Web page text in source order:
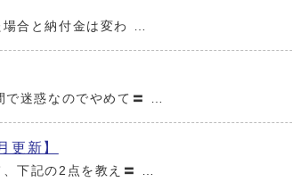
合と納付金は変わ …
で迷惑なのでやめて〓 …
更新】
下記の2点を教え〓 …